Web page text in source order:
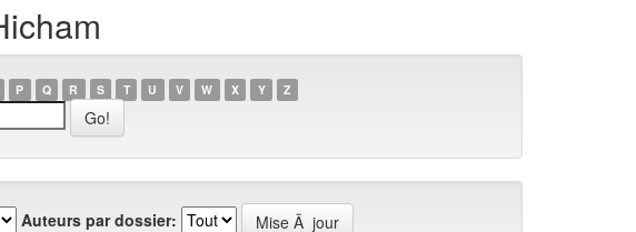
P Q R S T U V W X Y Z
Auteurs par dossier: